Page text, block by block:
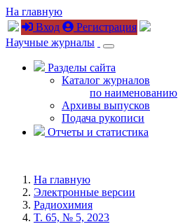
На главную
Вход
Регистрация
Научные журналы
Разделы сайта
Каталог журналов
по наименованию
Архивы выпусков
Подача рукописи
Отчеты и статистика
На главную
Электронные версии
Радиохимия
T. 65, № 5, 2023